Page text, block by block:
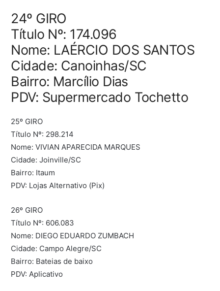
24º GIRO
Título Nº: 174.096
Nome: LAÉRCIO DOS SANTOS
Cidade: Canoinhas/SC
Bairro: Marcílio Dias
PDV: Supermercado Tochetto
25º GIRO
Título Nº: 298.214
Nome: VIVIAN APARECIDA MARQUES
Cidade: Joinville/SC
Bairro: Itaum
PDV: Lojas Alternativo (Pix)
26º GIRO
Título Nº: 606.083
Nome: DIEGO EDUARDO ZUMBACH
Cidade: Campo Alegre/SC
Bairro: Bateias de baixo
PDV: Aplicativo